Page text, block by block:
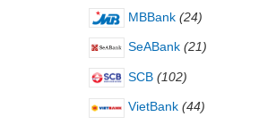
MBBank (24)
SeABank (21)
SCB (102)
VietBank (44)